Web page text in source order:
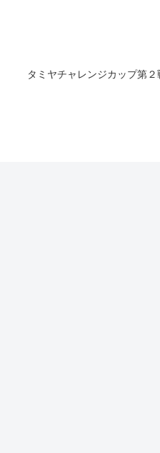
タミヤチャレンジカップ第